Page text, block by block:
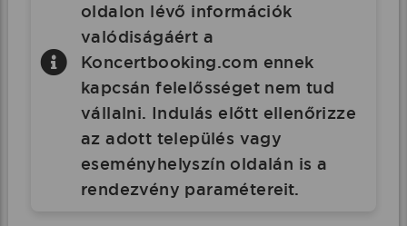
oldalon lévő információk
valódiságáért a
Koncertbooking.com ennek
kapcsán felelősséget nem tud
vállalni. Indulás előtt ellenőrizze
az adott település vagy
eseményhelyszín oldalán is a
rendezvény paramétereit.